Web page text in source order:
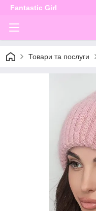
Fantastic Girl
Товари та послуги